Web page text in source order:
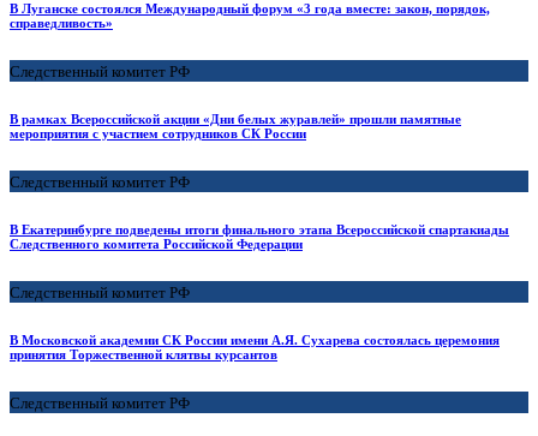
В Луганске состоялся Международный форум «3 года вместе: закон, порядок,
справедливость»
Следственный комитет РФ
В рамках Всероссийской акции «Дни белых журавлей» прошли памятные
мероприятия с участием сотрудников СК России
Следственный комитет РФ
В Екатеринбурге подведены итоги финального этапа Всероссийской спартакиады
Следственного комитета Российской Федерации
Следственный комитет РФ
В Московской академии СК России имени А.Я. Сухарева состоялась церемония
принятия Торжественной клятвы курсантов
Следственный комитет РФ